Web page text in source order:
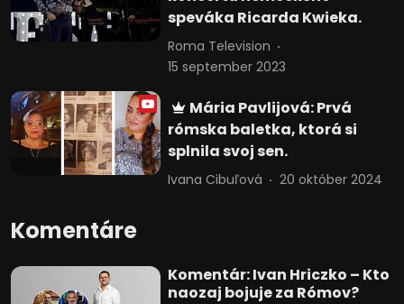
speváka Ricarda Kwieka.
Roma Television
15 september 2023
Mária Pavlijová: Prvá
rómska baletka, ktorá si
splnila svoj sen.
Ivana Cibuľová 20 október 2024
Komentáre
Komentár: Ivan Hriczko – Kto
naozaj bojuje za Rómov?